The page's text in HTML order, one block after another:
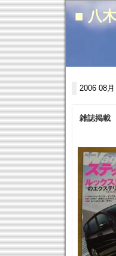
■ 八
2006 08月
雑誌掲載